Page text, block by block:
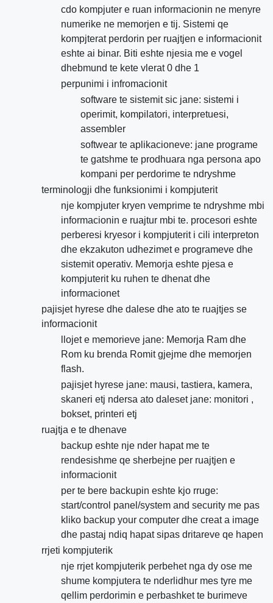
cdo kompjuter e ruan informacionin ne menyre
numerike ne memorjen e tij. Sistemi qe
kompjterat perdorin per ruajtjen e informacionit
eshte ai binar. Biti eshte njesia me e vogel
dhebmund te kete vlerat 0 dhe 1
perpunimi i infromacionit
software te sistemit sic jane: sistemi i
operimit, kompilatori, interpretuesi,
assembler
softwear te aplikacioneve: jane programe
te gatshme te prodhuara nga persona apo
kompani per perdorime te ndryshme
terminologji dhe funksionimi i kompjuterit
nje kompjuter kryen vemprime te ndryshme mbi
informacionin e ruajtur mbi te. procesori eshte
perberesi kryesor i kompjuterit i cili interpreton
dhe ekzakuton udhezimet e programeve dhe
sistemit operativ. Memorja eshte pjesa e
kompjuterit ku ruhen te dhenat dhe
informacionet
pajisjet hyrese dhe dalese dhe ato te ruajtjes se
informacionit
llojet e memorieve jane: Memorja Ram dhe
Rom ku brenda Romit gjejme dhe memorjen
flash.
pajisjet hyrese jane: mausi, tastiera, kamera,
skaneri etj ndersa ato daleset jane: monitori ,
bokset, printeri etj
ruajtja e te dhenave
backup eshte nje nder hapat me te
rendesishme qe sherbejne per ruajtjen e
informacionit
per te bere backupin eshte kjo rruge:
start/control panel/system and security me pas
kliko backup your computer dhe creat a image
dhe pastaj ndiq hapat sipas dritareve qe hapen
rrjeti kompjuterik
nje rrjet kompjuterik perbehet nga dy ose me
shume kompjutera te nderlidhur mes tyre me
qellim perdorimin e perbashket te burimeve